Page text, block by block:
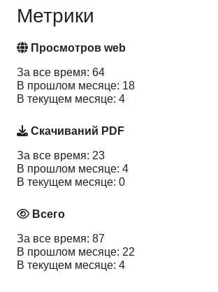
Метрики
Просмотров web
За все время: 64
В прошлом месяце: 18
В текущем месяце: 4
Скачиваний PDF
За все время: 23
В прошлом месяце: 4
В текущем месяце: 0
Всего
За все время: 87
В прошлом месяце: 22
В текущем месяце: 4